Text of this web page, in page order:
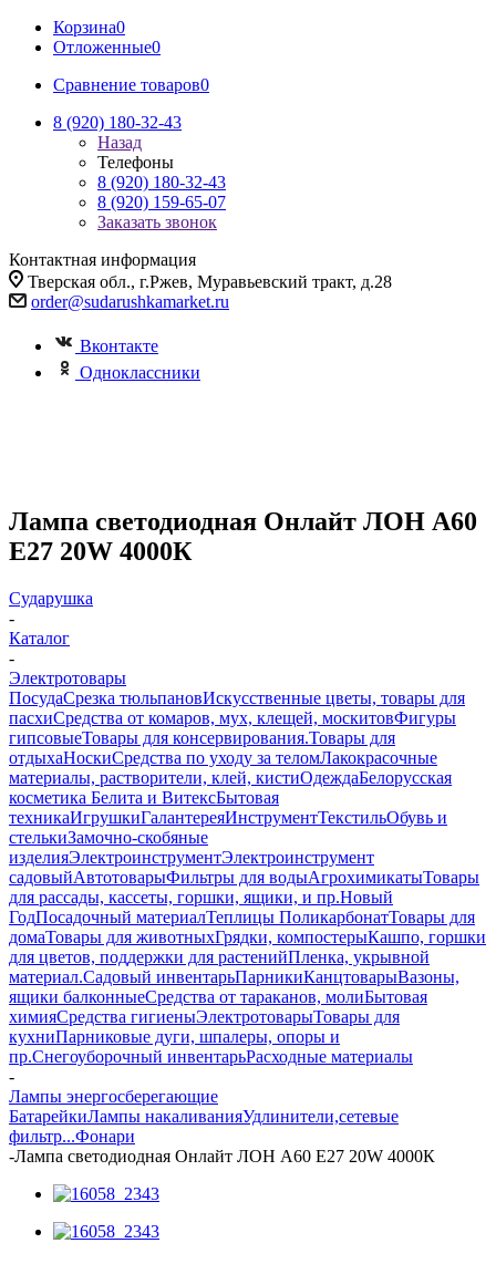
Корзина0
Отложенные0
Сравнение товаров0
8 (920) 180-32-43
Назад
Телефоны
8 (920) 180-32-43
8 (920) 159-65-07
Заказать звонок
Контактная информация
Тверская обл., г.Ржев, Муравьевский тракт, д.28
order@sudarushkamarket.ru
Вконтакте
Одноклассники
Лампа светодиодная Онлайт ЛОН А60
Е27 20W 4000К
Сударушка
-
Каталог
-
Электротовары
ПосудаСрезка тюльпановИскусственные цветы, товары для
пасхиСредства от комаров, мух, клещей, москитовФигуры
гипсовыеТовары для консервирования.Товары для
отдыхаНоскиСредства по уходу за теломЛакокрасочные
материалы, растворители, клей, кистиОдеждаБелорусская
косметика Белита и ВитексБытовая
техникаИгрушкиГалантереяИнструментТекстильОбувь и
стелькиЗамочно-скобяные
изделияЭлектроинструментЭлектроинструмент
садовыйАвтотоварыФильтры для водыАгрохимикатыТовары
для рассады, кассеты, горшки, ящики, и пр.Новый
ГодПосадочный материалТеплицы ПоликарбонатТовары для
домаТовары для животныхГрядки, компостерыКашпо, горшки
для цветов, поддержки для растенийПленка, укрывной
материал.Садовый инвентарьПарникиКанцтоварыВазоны,
ящики балконныеСредства от тараканов, молиБытовая
химияСредства гигиеныЭлектротоварыТовары для
кухниПарниковые дуги, шпалеры, опоры и
пр.Снегоуборочный инвентарьРасходные материалы
-
Лампы энергосберегающие
БатарейкиЛампы накаливанияУдлинители,сетевые
фильтр...Фонари
-Лампа светодиодная Онлайт ЛОН А60 Е27 20W 4000К